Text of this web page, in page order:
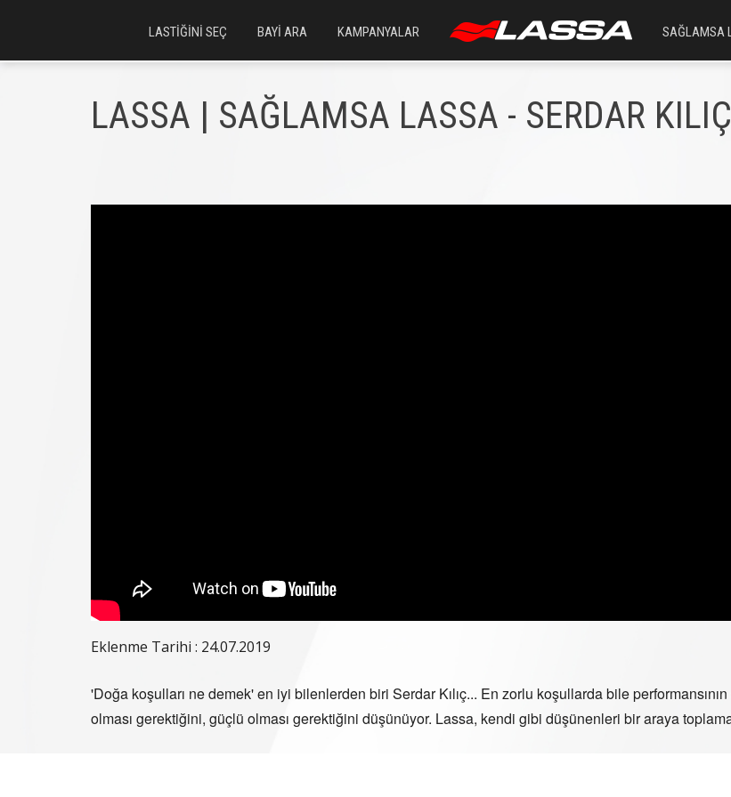
LASTİĞİNİ SEÇ BAYİ ARA KAMPANYALAR SAĞLAMSA
LASSA | SAĞLAMSA LASSA - SERDAR KILIÇ
Eklenme Tarihi : 24.07.2019
'Doğa koşulları ne demek' en iyi bilenlerden biri Serdar Kılıç... En zorlu koşullarda bile
olması gerektiğini, güçlü olması gerektiğini düşünüyor. Lassa, kendi gibi düşünenleri bir araya